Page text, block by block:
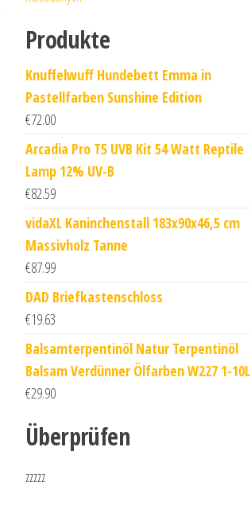
Produkte
Knuffelwuff Hundebett Emma in
Pastellfarben Sunshine Edition
€72.00
Arcadia Pro T5 UVB Kit 54 Watt Reptile
Lamp 12% UV-B
€82.59
vidaXL Kaninchenstall 183x90x46,5 cm
Massivholz Tanne
€87.99
DAD Briefkastenschloss
€19.63
Balsamterpentinöl Natur Terpentinöl
Balsam Verdünner Ölfarben W227 1-10L
€29.90
Überprüfen
zzzzz